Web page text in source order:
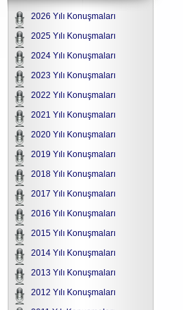
2026 Yılı Konuşmaları
2025 Yılı Konuşmaları
2024 Yılı Konuşmaları
2023 Yılı Konuşmaları
2022 Yılı Konuşmaları
2021 Yılı Konuşmaları
2020 Yılı Konuşmaları
2019 Yılı Konuşmaları
2018 Yılı Konuşmaları
2017 Yılı Konuşmaları
2016 Yılı Konuşmaları
2015 Yılı Konuşmaları
2014 Yılı Konuşmaları
2013 Yılı Konuşmaları
2012 Yılı Konuşmaları